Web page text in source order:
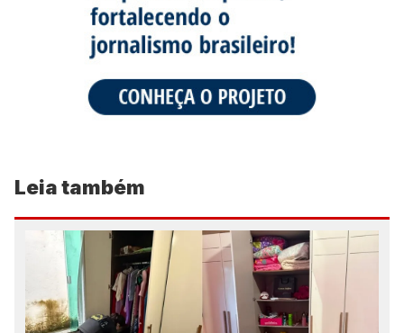
Leia também